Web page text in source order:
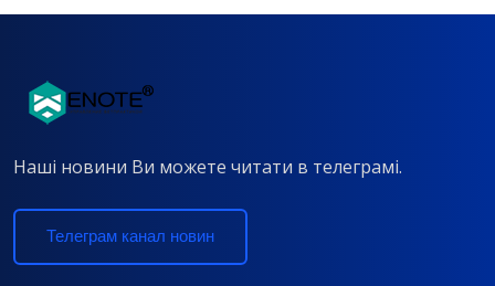
Наші новини Ви можете читати в телеграмі.
Телеграм канал новин